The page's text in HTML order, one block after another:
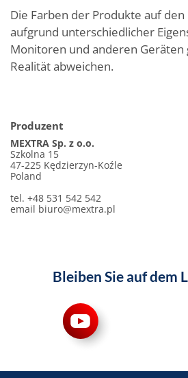
Die Farben der Produkte auf
aufgrund unterschiedlicher
Monitoren und anderen Geräten
Realität abweichen.
Produzent
MEXTRA Sp. z o.o.
Szkolna 15
47-225 Kędzierzyn-Koźle
Poland
tel. +48 531 542 542
email biuro@mextra.pl
Bleiben Sie auf dem